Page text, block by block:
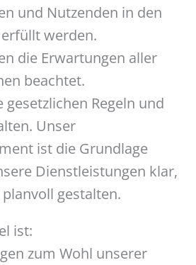
und Nutzenden in den
werden.
die Erwartungen aller
beachtet.
gesetzlichen Regeln und
Unser
ist die Grundlage
Dienstleistungen klar,
gestalten.
ist:
zum Wohl unserer